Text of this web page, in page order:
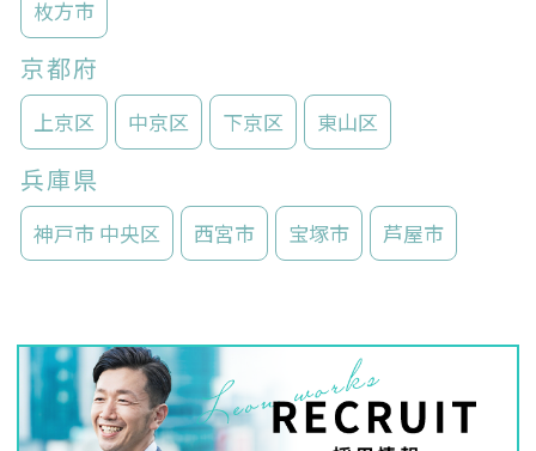
枚方市
京都府
上京区 中京区 下京区 東山区
兵庫県
神戸市 中央区 西宮市 宝塚市 芦屋市